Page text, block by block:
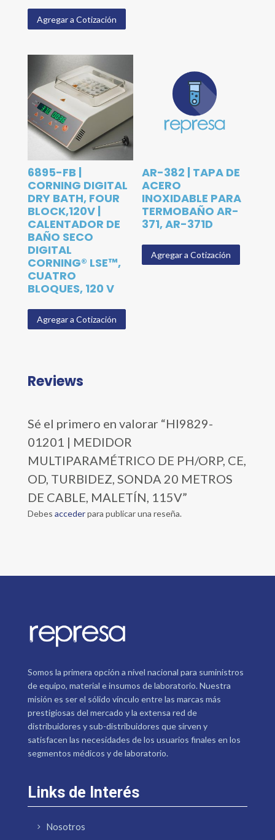
Agregar a Cotización
6895-FB |
CORNING DIGITAL
DRY BATH, FOUR
BLOCK,120V |
CALENTADOR DE
BAÑO SECO
DIGITAL
CORNING® LSE™,
CUATRO
BLOQUES, 120 V
Agregar a Cotización
AR-382 | TAPA DE
ACERO
INOXIDABLE PARA
TERMOBAÑO AR-
371, AR-371D
Agregar a Cotización
Reviews
Sé el primero en valorar “HI9829-
01201 | MEDIDOR
MULTIPARAMÉTRICO DE PH/ORP, CE,
OD, TURBIDEZ, SONDA 20 METROS
DE CABLE, MALETÍN, 115V”
Debes accederpara publicar una reseña.
Somos la primera opción a nivel nacional para suministros
de equipo, material e insumos de laboratorio. Nuestra
misión es ser el sólido vínculo entre las marcas más
prestigiosas del mercado y la extensa red de
distribuidores y sub-distribuidores que sirven y
satisfacen las necesidades de los usuarios finales en los
segmentos médicos y de laboratorio.
Links de Interés
Nosotros